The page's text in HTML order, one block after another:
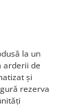
la un
arderii de
și
rezerva